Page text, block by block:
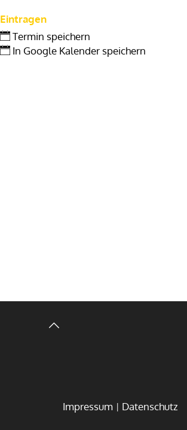
Eintragen
Termin speichern
In Google Kalender speichern
Impressum Datenschutz